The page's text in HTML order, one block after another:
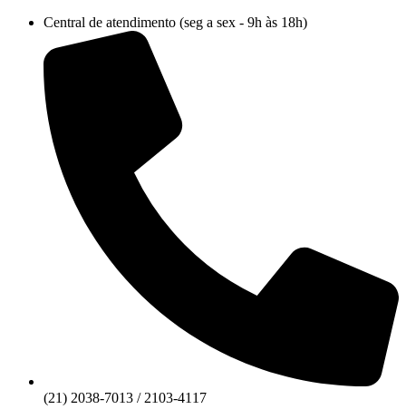
conteúdo
Central de atendimento (seg a sex - 9h às 18h)
(21) 2038-7013 / 2103-4117